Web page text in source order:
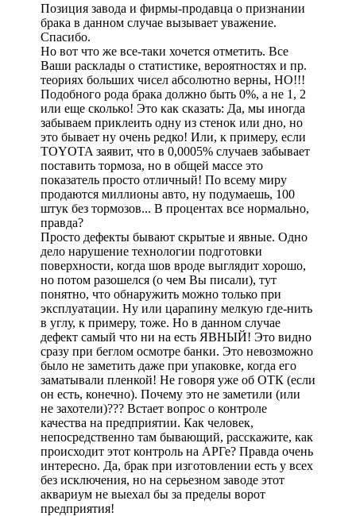
Позиция завода и фирмы-продавца о признании
брака в данном случае вызывает уважение.
Спасибо.
Но вот что же все-таки хочется отметить. Все
Ваши расклады о статистике, вероятностях и пр.
теориях больших чисел абсолютно верны, НО!!!
Подобного рода брака должно быть 0%, а не 1, 2
или еще сколько! Это как сказать: Да, мы иногда
забываем приклеить одну из стенок или дно, но
это бывает ну очень редко! Или, к примеру, если
TOYOTA заявит, что в 0,0005% случаев забывает
поставить тормоза, но в общей массе это
показатель просто отличный! По всему миру
продаются миллионы авто, ну подумаешь, 100
штук без тормозов... В процентах все нормально,
правда?
Просто дефекты бывают скрытые и явные. Одно
дело нарушение технологии подготовки
поверхности, когда шов вроде выглядит хорошо,
но потом разошелся (о чем Вы писали), тут
понятно, что обнаружить можно только при
эксплуатации. Ну или царапину мелкую где-нить
в углу, к примеру, тоже. Но в данном случае
дефект самый что ни на есть ЯВНЫЙ! Это видно
сразу при беглом осмотре банки. Это невозможно
было не заметить даже при упаковке, когда его
заматывали пленкой! Не говоря уже об ОТК (если
он есть, конечно). Почему это не заметили (или
не захотели)??? Встает вопрос о контроле
качества на предприятии. Как человек,
непосредственно там бывающий, расскажите, как
происходит этот контроль на АРГе? Правда очень
интересно. Да, брак при изготовлении есть у всех
без исключения, но на серьезном заводе этот
аквариум не выехал бы за пределы ворот
предприятия!